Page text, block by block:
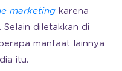
marketing karena
Selain diletakkan di
manfaat lainnya
itu.